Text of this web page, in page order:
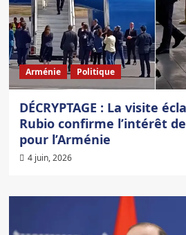
Arménie Politique
DÉCRYPTAGE : La visite
Rubio confirme l’intérêt
pour l’Arménie
4 juin, 2026